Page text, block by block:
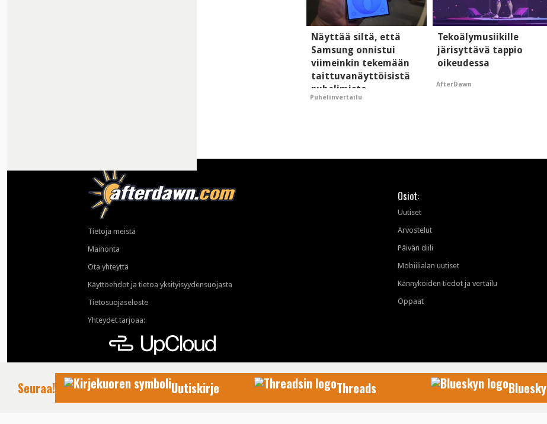
Näyttää siltä, että
Samsung onnistui
viimeinkin tekemään
taittuvanäyttöisistä
puhelimista
supersuosittuja
Puhelinvertailu
Tekoälymusiikille
järisyttävä tappio
oikeudessa
AfterDawn
Tietoja meistä
Mainonta
Ota yhteyttä
Käyttöehdot ja tietoa yksityisyydensuojasta
Tietosuojaseloste
Yhteydet tarjoaa:
Osiot:
Uutiset
Arvostelut
Päivän diili
Mobiilialan uutiset
Kännyköiden tiedot ja vertailu
Oppaat
© 1999-2026 AfterDawn Oy
Seuraa! Uutiskirje Threads Bluesky